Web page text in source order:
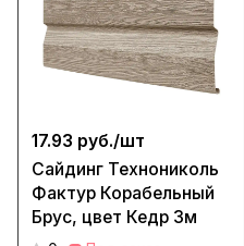
17.93 руб./шт
Сайдинг Технониколь
Фактур Корабельный
Брус, цвет Кедр 3м